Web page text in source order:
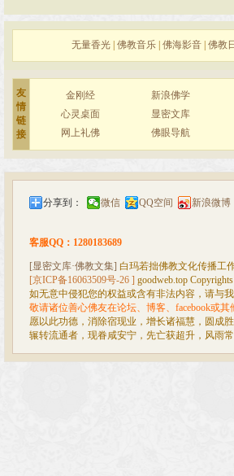
无量香光 佛教音乐 佛海影音 佛教
友
情
链
接
金刚经 新浪佛学
心灵桌面
显密文库
网上礼佛
佛眼导航
分享到： 微信 QQ空间 新浪微博
客服QQ：1280183689
[显密文库·佛教文集] 白玛若拙佛教文化传播工
[京ICP备16063509号-26 ] goodweb.top
如无意中侵犯您的权益或含有非法内容，请与我
敬请诸位善心佛友在论坛、博客、facebook或
愿以此功德，消除宿现业，增长诸福慧，圆成
辗转流通者，现眷咸安宁，先亡获超升，风雨